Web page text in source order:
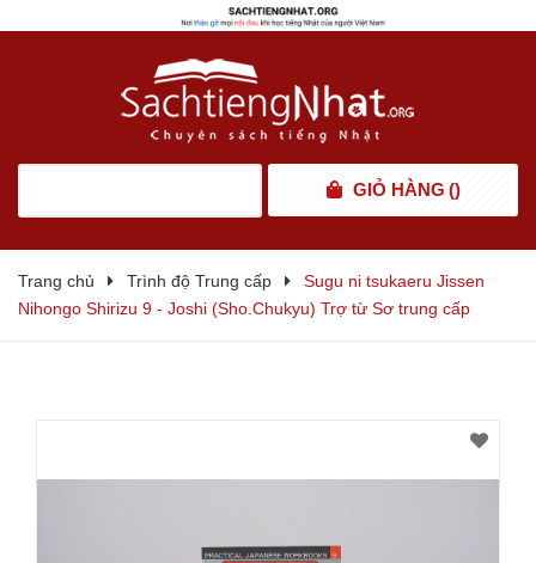
GIỎ HÀNG ()
Trang chủ Trình độ Trung cấp
Sugu ni tsukaeru Jissen
Nihongo Shirizu 9 - Joshi (Sho.Chukyu) Trợ từ Sơ trung cấp